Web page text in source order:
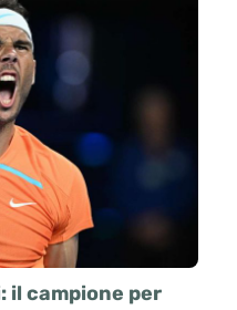
il campione per